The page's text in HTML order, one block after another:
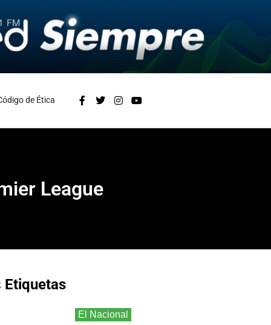
de Ética
League
Etiquetas
El Nacional